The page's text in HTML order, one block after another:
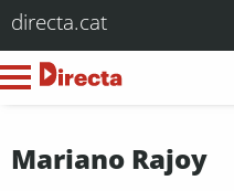
directa.cat
Mariano Rajoy